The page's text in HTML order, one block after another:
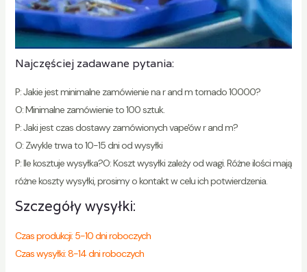
Najczęściej zadawane pytania:
P: Jakie jest minimalne zamówienie na r and m tornado 10000?
O: Minimalne zamówienie to 100 sztuk.
P: Jaki jest czas dostawy zamówionych vape'ów r and m?
O: Zwykle trwa to 10-15 dni od wysyłki
P: Ile kosztuje wysyłka?O: Koszt wysyłki zależy od wagi. Różne ilości mają
różne koszty wysyłki, prosimy o kontakt w celu ich potwierdzenia.
Szczegóły wysyłki:
Czas produkcji: 5-10 dni roboczych
Czas wysyłki: 8-14 dni roboczych